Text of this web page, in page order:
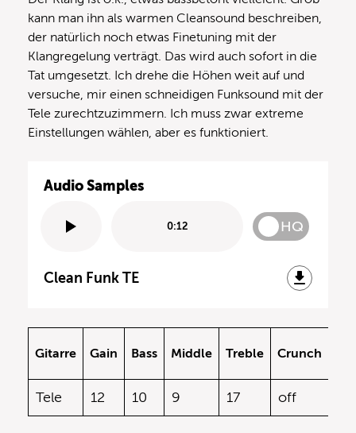
kann man ihn als warmen Cleansound beschreiben,
der natürlich noch etwas Finetuning mit der
Klangregelung verträgt. Das wird auch sofort in die
Tat umgesetzt. Ich drehe die Höhen weit auf und
versuche, mir einen schneidigen Funksound mit der
Tele zurechtzuzimmern. Ich muss zwar extreme
Einstellungen wählen, aber es funktioniert.
Audio Samples
0:12 HQ
Clean Funk TE
Gitarre Gain Bass Middle Treble Crunch
Tele 12 10 9 17 off